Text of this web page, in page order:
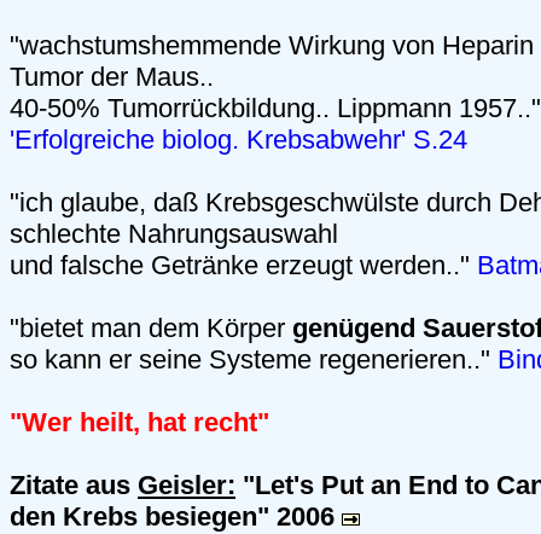
"wachstumshemmende Wirkung von
Tumor der Maus..
40-50% Tumorrückbildung.. Lippmann
'Erfolgreiche biolog. Krebsabwehr' S.24
"ich glaube, daß Krebsgeschwülste durch
schlechte Nahrungsauswahl
und falsche Getränke erzeugt werden.."
"bietet man dem Körper genügend
so kann er seine Systeme regenerieren.."
"Wer heilt, hat recht"
Zitate aus Geisler: "Let's Put an End to
den Krebs besiegen" 2006